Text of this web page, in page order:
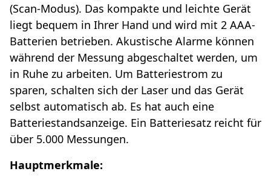
(Scan-Modus). Das kompakte und leichte Gerät
liegt bequem in Ihrer Hand und wird mit 2 AAA-
Batterien betrieben. Akustische Alarme können
während der Messung abgeschaltet werden, um
in Ruhe zu arbeiten. Um Batteriestrom zu
sparen, schalten sich der Laser und das Gerät
selbst automatisch ab. Es hat auch eine
Batteriestandsanzeige. Ein Batteriesatz reicht für
über 5.000 Messungen.
Hauptmerkmale: